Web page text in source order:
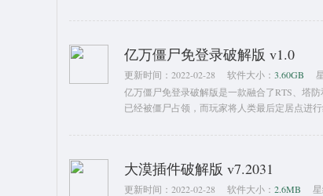
亿万僵尸免登录破解版 v1.0
更新时间： 2022-02-28 软件大小： 3.60GB
亿万僵尸免登录破解版是一款融合了RTS、塔
已经被僵尸占领，而玩家将人类最后定居点进
大漠插件破解版 v7.2031
更新时间： 2022-02-28 软件大小： 2.6MB
星